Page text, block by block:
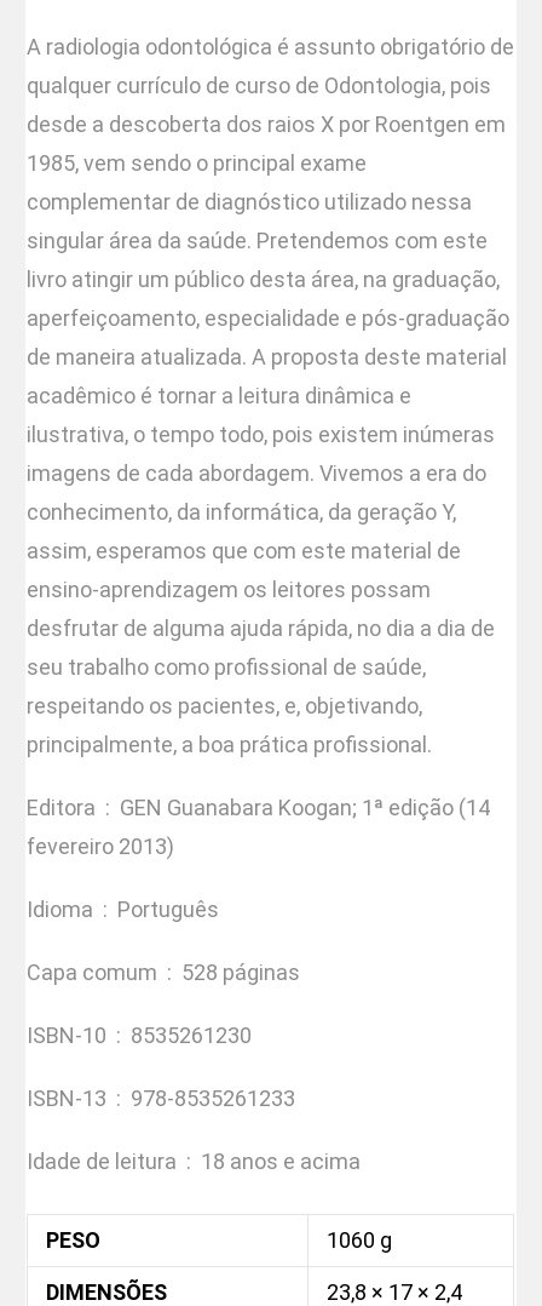
A radiologia odontológica é assunto obrigatório de
qualquer currículo de curso de Odontologia, pois
desde a descoberta dos raios X por Roentgen em
1985, vem sendo o principal exame
complementar de diagnóstico utilizado nessa
singular área da saúde. Pretendemos com este
livro atingir um público desta área, na graduação,
aperfeiçoamento, especialidade e pós-graduação
de maneira atualizada. A proposta deste material
acadêmico é tornar a leitura dinâmica e
ilustrativa, o tempo todo, pois existem inúmeras
imagens de cada abordagem. Vivemos a era do
conhecimento, da informática, da geração Y,
assim, esperamos que com este material de
ensino-aprendizagem os leitores possam
desfrutar de alguma ajuda rápida, no dia a dia de
seu trabalho como profissional de saúde,
respeitando os pacientes, e, objetivando,
principalmente, a boa prática profissional.
Editora ‏ : ‎ GEN Guanabara Koogan; 1ª edição (14
fevereiro 2013)
Idioma ‏ : ‎ Português
Capa comum ‏ : ‎ 528 páginas
ISBN-10 ‏ : ‎ 8535261230
ISBN-13 ‏ : ‎ 978-8535261233
Idade de leitura ‏ : ‎ 18 anos e acima
PESO 1060 g
DIMENSÕES
23,8 × 17 × 2,4